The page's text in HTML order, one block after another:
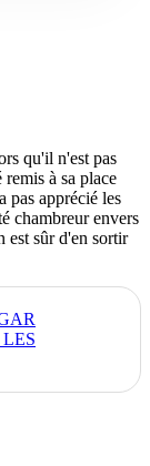
qu'il n'est pas
remis à sa place
pas apprécié les
chambreur envers
est sûr d'en sortir